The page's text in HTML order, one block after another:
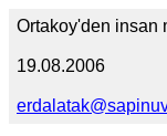
Ortakoy'den insan
19.08.2006